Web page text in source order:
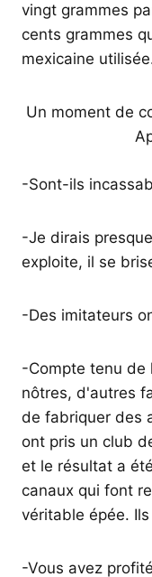
vingt grammes
cents grammes
mexicaine
Un moment de
-Sont-ils
-Je dirais
exploite, il se
-Des imitateurs
-Compte tenu de
nôtres, d'autres
de fabriquer des
ont pris un club
et le résultat a
canaux qui font
véritable épée.
-Vous avez